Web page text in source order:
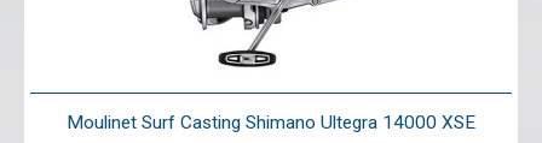
Moulinet Surf Casting Shimano Ultegra 14000 XSE